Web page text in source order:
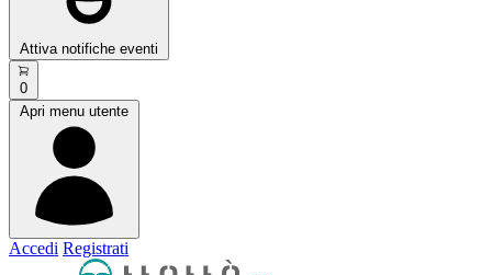
Attiva notifiche eventi
0
Apri menu utente
Accedi Registrati